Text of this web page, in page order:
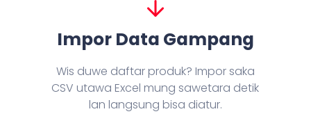
Impor Data Gampang
Wis duwe daftar produk? Impor saka
CSV utawa Excel mung sawetara detik
lan langsung bisa diatur.